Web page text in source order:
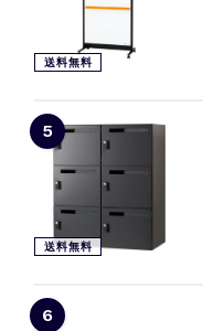
送料無料
5
送料無料
6